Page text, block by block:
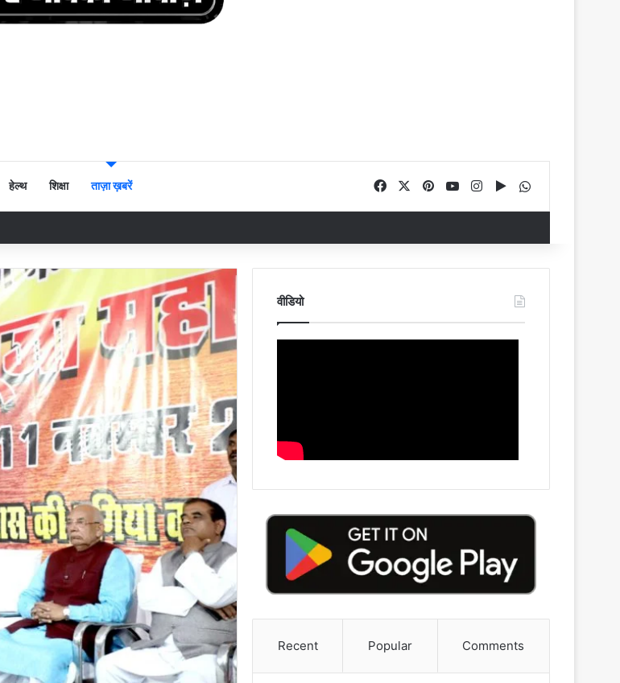
हेल्थ शिक्षा ताज़ा ख़बरें FacebookPinterestYouTubeInstagram
Google Play
वीडियो
Recent Popular Comments